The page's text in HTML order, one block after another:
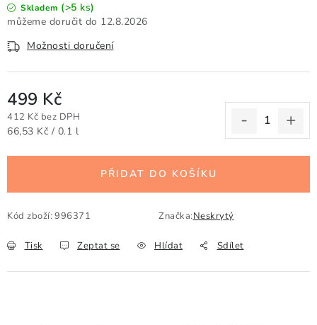
Skladem (>5 ks)
12.8.2026
Možnosti doručení
499 Kč
412 Kč bez DPH
Měrná cena:
66,53 Kč / 0.1 l
PŘIDAT DO KOŠÍKU
Kód zboží: 996371 Značka:Neskrytý
Tisk Zeptat se Hlídat Sdílet